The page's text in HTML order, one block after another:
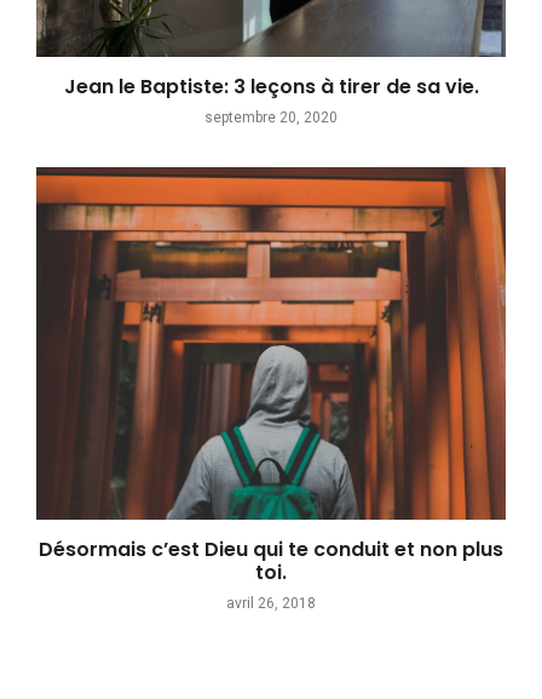
Jean le Baptiste: 3 leçons à tirer de sa vie.
septembre 20, 2020
Désormais c’est Dieu qui te conduit et non plus
toi.
avril 26, 2018